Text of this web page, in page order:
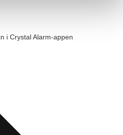
i Crystal Alarm-appen